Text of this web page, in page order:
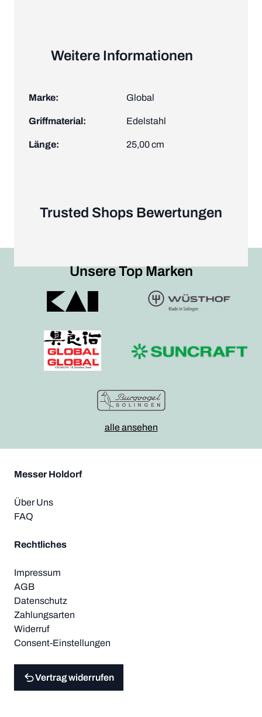
Weitere Informationen
Marke: Global
Griffmaterial: Edelstahl
Länge: 25,00 cm
Trusted Shops Bewertungen
Unsere Top Marken
alle ansehen
Messer Holdorf
Über Uns
FAQ
Rechtliches
Impressum
AGB
Datenschutz
Zahlungsarten
Widerruf
Consent-Einstellungen
Vertrag widerrufen